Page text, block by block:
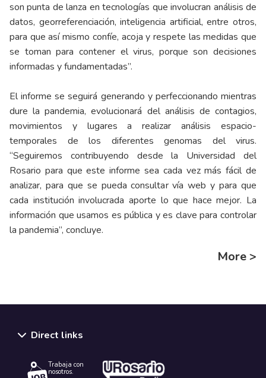
son punta de lanza en tecnologías que involucran análisis de
datos, georreferenciación, inteligencia artificial, entre otros,
para que así mismo confíe, acoja y respete las medidas que
se toman para contener el virus, porque son decisiones
informadas y fundamentadas”.
El informe se seguirá generando y perfeccionando mientras
dure la pandemia, evolucionará del análisis de contagios,
movimientos y lugares a realizar análisis espacio-
temporales de los diferentes genomas del virus.
“Seguiremos contribuyendo desde la Universidad del
Rosario para que este informe sea cada vez más fácil de
analizar, para que se pueda consultar vía web y para que
cada institución involucrada aporte lo que hace mejor. La
información que usamos es pública y es clave para controlar
la pandemia”, concluye.
More >
Direct links
Trabaja con
nosotros.